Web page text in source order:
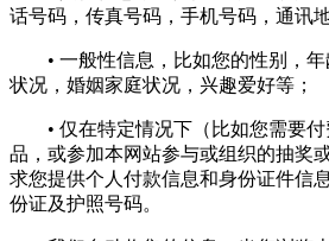
话号码，传真号码，手机号码，通讯
• 一般性信息，比如您的性别，年
状况，婚姻家庭状况，兴趣爱好等；
• 仅在特定情况下（比如您需要付
品，或参加本网站参与或组织的抽奖
求您提供个人付款信息和身份证件信
份证及护照号码。